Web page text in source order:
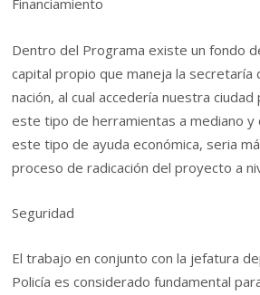
Financiamiento
Dentro del Programa existe un fondo
capital propio que maneja la secretaría
nación, al cual accedería nuestra
este tipo de herramientas a mediano y
este tipo de ayuda económica, seria
proceso de radicación del proyecto a
Seguridad
El trabajo en conjunto con la jefatura
Policía es considerado fundamental